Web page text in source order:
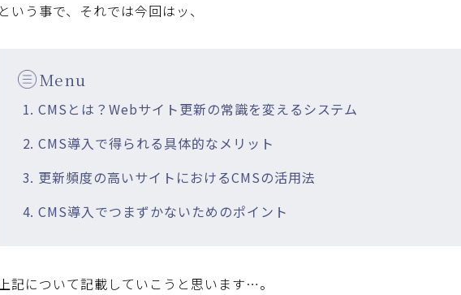
という事で、それでは今回はッ、
Menu
1. CMSとは？Webサイト更新の常識を変えるシステム
2. CMS導入で得られる具体的なメリット
3. 更新頻度の高いサイトにおけるCMSの活用法
4. CMS導入でつまずかないためのポイント
記について記載していこうと思います…。